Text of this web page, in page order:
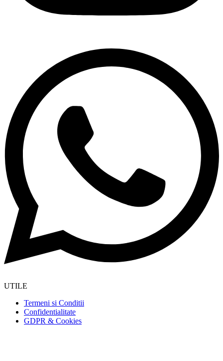
UTILE
Termeni si Conditii
Confidentialitate
GDPR & Cookies